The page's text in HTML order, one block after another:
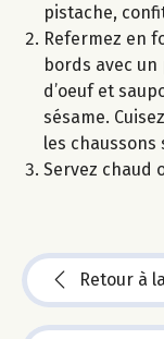
pistache,
Refermez en
bords avec un
d’oeuf et
sésame.
les
Servez chaud
Retour à